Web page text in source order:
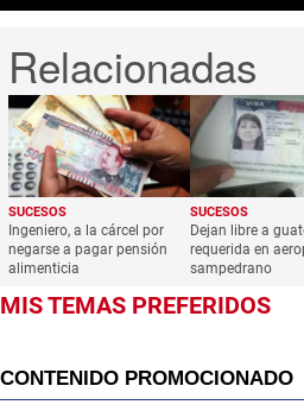
SUCESOS
Ingeniero, a la cárcel por
negarse a pagar pensión
alimenticia
SUCESOS
Dejan libre a
requerida en
sampedrano
MIS TEMAS PREFERIDOS